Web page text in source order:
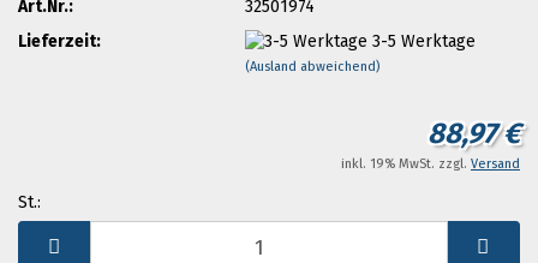
Art.Nr.:
32501974
Lieferzeit:
3-5 Werktage
(Ausland abweichend)
88,97 €
inkl. 19% MwSt. zzgl. Versand
St.:
St.